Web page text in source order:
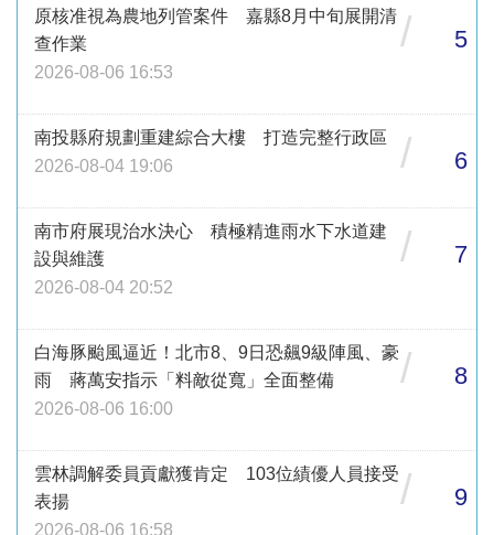
原核准視為農地列管案件 嘉縣8月中旬展開清
查作業
2026-08-06 16:53
/ 5
南投縣府規劃重建綜合大樓 打造完整行政區
2026-08-04 19:06
/ 6
南市府展現治水決心 積極精進雨水下水道建
設與維護
2026-08-04 20:52
/ 7
白海豚颱風逼近！北市8、9日恐飆9級陣風、豪
雨 蔣萬安指示「料敵從寬」全面整備
2026-08-06 16:00
/ 8
雲林調解委員貢獻獲肯定 103位績優人員接受
表揚
2026-08-06 16:58
/ 9